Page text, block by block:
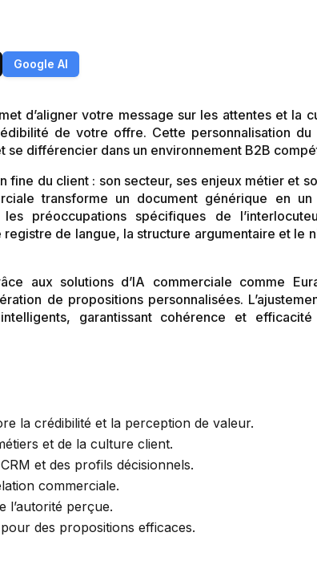
Google AI
d’aligner votre message sur les attentes et la
de votre offre. Cette personnalisation du
différencier dans un environnement B2B
du client : son secteur, ses enjeux métier et
transforme un document générique en
préoccupations spécifiques de
de langue, la structure argumentaire et le
aux solutions d’IA commerciale comme
de propositions personnalisées.
garantissant cohérence et
la crédibilité et la perception de valeur.
et de la culture client.
et des profils décisionnels.
commerciale.
l’autorité perçue.
des propositions efficaces.